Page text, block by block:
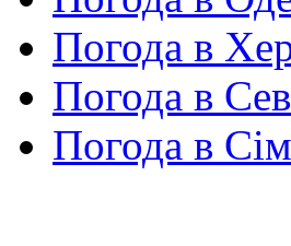
Погода в
Погода в
Погода в